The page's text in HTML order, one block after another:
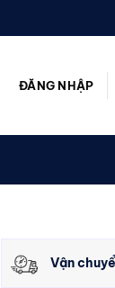
ĐĂNG NHẬP
Vận